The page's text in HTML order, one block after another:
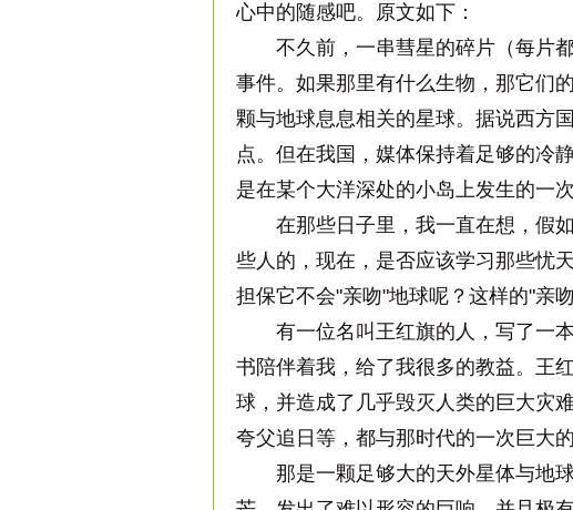
心中的随感吧。原文如下：
不久前，一串彗星的碎片（每片都
事件。如果那里有什么生物，那它们
颗与地球息息相关的星球。据说西方
点。但在我国，媒体保持着足够的冷
是在某个大洋深处的小岛上发生的一
在那些日子里，我一直在想，假如
些人的，现在，是否应该学习那些忧
担保它不会"亲吻"地球呢？这样的"亲
有一位名叫王红旗的人，写了一本
书陪伴着我，给了我很多的教益。王
球，并造成了几乎毁灭人类的巨大灾
夸父追日等，都与那时代的一次巨大
那是一颗足够大的天外星体与地球